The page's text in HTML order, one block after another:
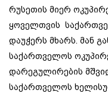
რუსეთის მიერ
ყოველთვის
დაუჭერს მხარს. მან
საქართველოს
დარეგულირების
საქართველოს